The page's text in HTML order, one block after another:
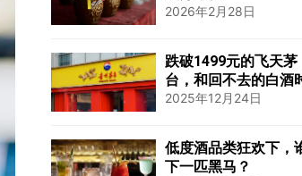
2026年2月28日
跌破1499元的飞天茅
台，和回不去的白酒
2025年12月24日
低度酒品类狂欢下，
下一匹黑马？